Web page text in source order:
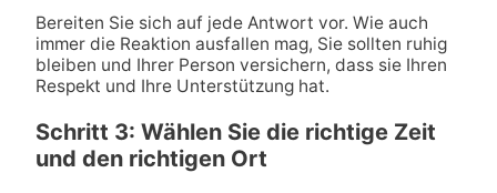
Bereiten Sie sich auf jede Antwort vor. Wie auch
immer die Reaktion ausfallen mag, Sie sollten ruhig
bleiben und Ihrer Person versichern, dass sie Ihren
Respekt und Ihre Unterstützung hat.
Schritt 3: Wählen Sie die richtige Zeit
und den richtigen Ort